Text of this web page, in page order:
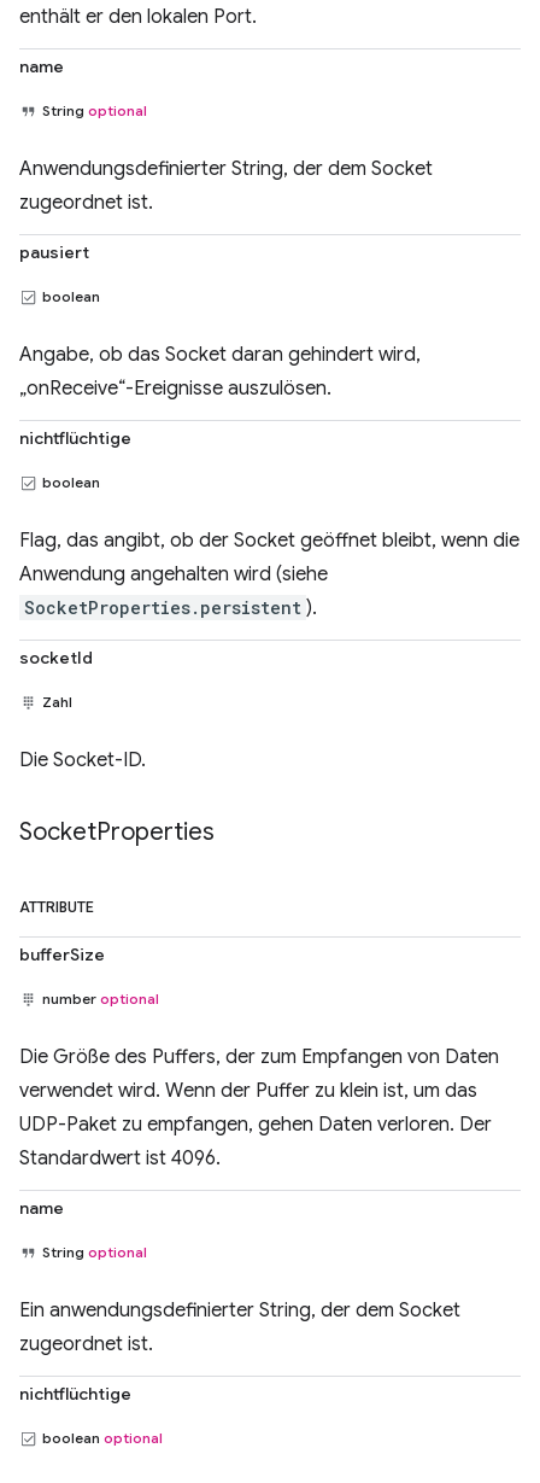
enthält er den lokalen Port.
name
String optional
Anwendungsdefinierter String, der dem Socket
zugeordnet ist.
pausiert
boolean
Angabe, ob das Socket daran gehindert wird,
„onReceive“-Ereignisse auszulösen.
nichtflüchtige
boolean
Flag, das angibt, ob der Socket geöffnet bleibt, wenn die
Anwendung angehalten wird (siehe
SocketProperties.persistent ).
socketId
Zahl
Die Socket-ID.
SocketProperties
ATTRIBUTE
bufferSize
number optional
Die Größe des Puffers, der zum Empfangen von Daten
verwendet wird. Wenn der Puffer zu klein ist, um das
UDP-Paket zu empfangen, gehen Daten verloren. Der
Standardwert ist 4096.
name
String optional
Ein anwendungsdefinierter String, der dem Socket
zugeordnet ist.
nichtflüchtige
boolean optional